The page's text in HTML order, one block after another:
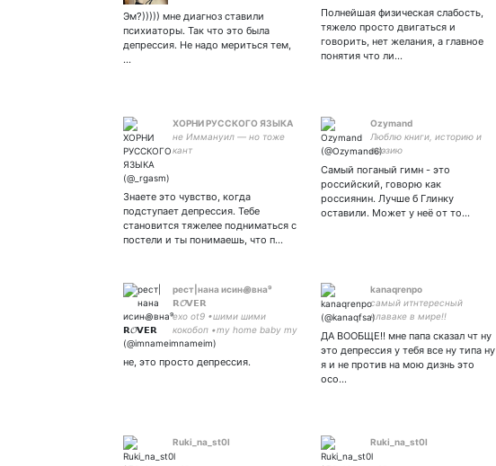
производственными
ситуациями, своими
горестями и радостями,
Эм?))))) мне диагноз ставили
психиаторы. Так что это была
депрессия. Не надо мериться тем,
…
Полнейшая физическая слабость,
тяжело просто двигаться и
говорить, нет желания, а главное
понятия что ли…
ХОРНИ РУССКОГО ЯЗЫКА
не Иммануил — но тоже
кант
Знаете это чувство, когда
подступает депрессия. Тебе
становится тяжелее подниматься с
постели и ты понимаешь, что п…
Ozymand
Люблю книги, историю и
поэзию
Самый поганый гимн - это
российский, говорю как
россиянин. Лучше б Глинку
оставили. Может у неё от то…
рест|нана исин꩜вна⁹
𝗥𝓞𝗩𝗘𝗥
exo ot9 •шими шими
кокобоп •my home baby my
soul ; жена
не, это просто депрессия.
kanaqrenpo
самый итнтересный
члаваке в мире!!
МВТВМ очкбкв салатику
крупе гречнивой томми
куяму мурке привет!!!!!!
ДА ВООБЩЕ!! мне папа сказал чт ну
это депрессия у тебя все ну типа ну
я и не против на мою дизнь это
осо…
Ruki_na_st0l Ruki_na_st0l